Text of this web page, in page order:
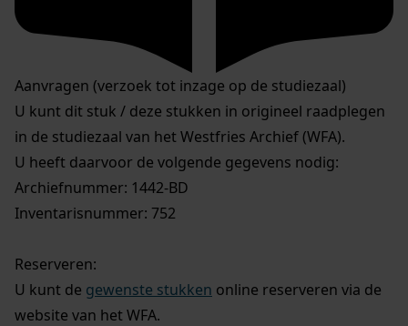
Aanvragen (verzoek tot inzage op de studiezaal)
U kunt dit stuk / deze stukken in origineel raadplegen
in de studiezaal van het Westfries Archief (WFA).
U heeft daarvoor de volgende gegevens nodig:
Archiefnummer: 1442-BD
Inventarisnummer: 752
Reserveren:
U kunt de gewenste stukken online reserveren via de
website van het WFA.